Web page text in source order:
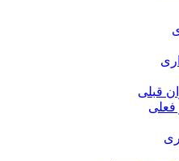
قبلی
فعلی